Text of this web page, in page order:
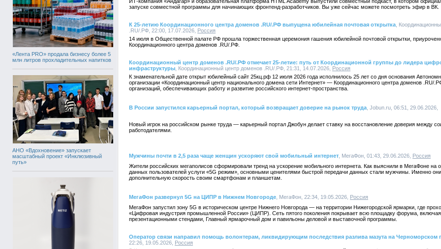
«Лента PRO» продала бизнесу более 5
млн литров прохладительных напитков
АНО «Вдохновение» запускает
масштабный проект «Инклюзивный
путь»
запуске совместной программы для начинающих фронтенд-разработчиков. Вы уже сейчас можете посмотреть эфир в ВК.
К 25-летию Координационного центра доменов .RU/.РФ выпущена юбилейная почтовая открытка ,
.RU/.РФ, 22:00, 17.07.2026, Россия
14 июля в Общественной палате РФ прошла торжественная церемония гашения юбилейной почтовой открытки,
Координационного центра доменов .RU/.РФ.
Координационный центр доменов .RU/.РФ отмечает 25-летие: путь от Координационной группы до лидера
инфраструктуры , Координационный центр доменов .RU/.РФ, 21:31, 14.07.2026, Россия
К знаменательной дате открыт юбилейный сайт 25кц.рф 12 июля 2026 года исполнилось 25 лет со дня основания
организации «Координационный центр национального домена сети Интернет» — Координационного центра доменов .RU/
организаций, обеспечивающих работу и развитие российского интернет-пространства.
В России запустился карьерный портал, который возвращает доверие на рынок труда , Jobun.ru, 06:51, 29.06.2026,
Новый игрок на российском рынке труда — карьерный портал Джобун делает ставку на восстановление доверия между
работодателями.
Мужчины почти в 2,5 раза чаще женщин ускоряют свой мобильный интернет , МегаФон, 01:43, 29.06.2026, Россия
Жители российских мегаполисов сформировали тренд на ускорение мобильного интернета. Как выяснили в МегаФоне на
данных пользователей услуги «5G режим», основными ценителями быстрой передачи данных стали мужчины. Именно
дополнительную скорость своим смартфонам и планшетам.
МегаФон развернул 5G на ЦИПР в Нижнем Новгороде , МегаФон, 22:34, 19.05.2026, Россия
МегаФон запустил зону 5G в историческом центре Нижнего Новгорода — на территории Нижегородской ярмарки, где
«Цифровая индустрия промышленной России» (ЦИПР). Сеть пятого поколения покрывает всю площадку форума,
презентационными стендами, Главный ярмарочный дом и павильоны деловой и выставочной программы.
Оператор связи направил помощь волонтерам, ликвидирующим последствия разлива мазута на Черноморском
22:26, 19.05.2026, Россия